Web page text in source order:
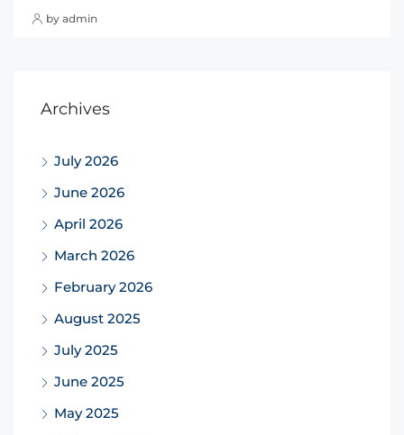
by admin
Archives
July 2026
June 2026
April 2026
March 2026
February 2026
August 2025
July 2025
June 2025
May 2025